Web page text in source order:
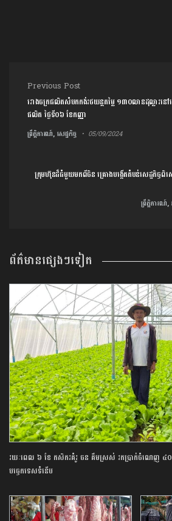
Post navigation
Previous Post
រោងចក្រផលិតសំបកកង់រថយន្តតម្លៃ ​១៣០លាន​ដុល្លារនៅខេ
ផលិត ថ្ងៃទី០៦ ខែកញ្ញា
ព្រឹត្តិការណ៍, សេដ្ឋកិច្ច 05/09/2024
ក្រុមហ៊ុនដ៏ធំមួយមកពី​ចិន​ គ្រោង​បង្កើត​តំបន់​សេដ្ឋកិច្ចពិ
ព្រឹត្តិការណ៍
ព័ត៌មានផ្សេងៗទៀត
រយៈពេល ៦ ខែ កសិករគំរូ ចន គឹមស្រស់ រកប្រាក់ចំណេញ ៤០ ល
បច្ចេកទេសទំនើប